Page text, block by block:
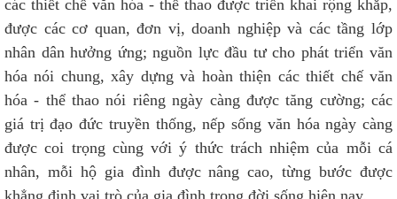
các thiết chế văn hóa - thể thao được triển khai rộng khắp,
được các cơ quan, đơn vị, doanh nghiệp và các tầng lớp
nhân dân hưởng ứng; nguồn lực đầu tư cho phát triển văn
hóa nói chung, xây dựng và hoàn thiện các thiết chế văn
hóa - thể thao nói riêng ngày càng được tăng cường; các
giá trị đạo đức truyền thống, nếp sống văn hóa ngày càng
được coi trọng cùng với ý thức trách nhiệm của mỗi cá
nhân, mỗi hộ gia đình được nâng cao, từng bước được
khẳng định vai trò của gia đình trong đời sống hiện nay.